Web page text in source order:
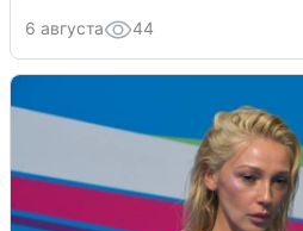
6 августа 44